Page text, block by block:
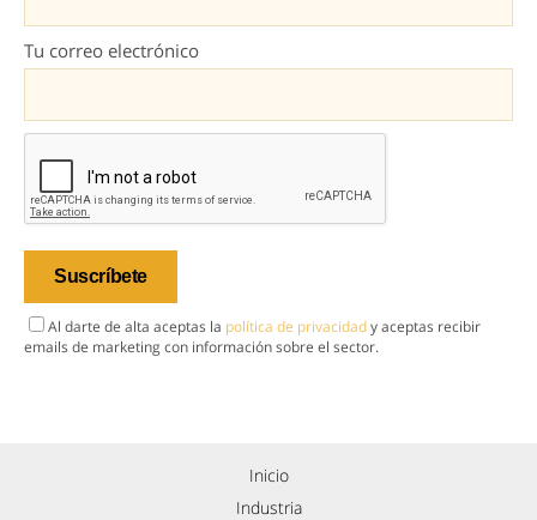
Tu correo electrónico
Al darte de alta aceptas la política de privacidady aceptas recibir
emails de marketing con información sobre el sector.
Inicio
Industria